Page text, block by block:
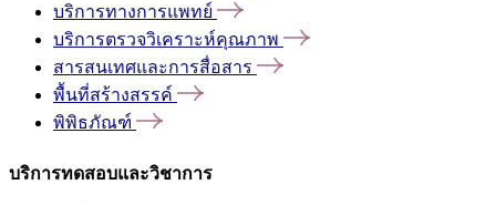
บริการทางการแพทย์
บริการตรวจวิเคราะห์คุณภาพ
สารสนเทศและการสื่อสาร
พื้นที่สร้างสรรค์
พิพิธภัณฑ์
บริการทดสอบและวิชาการ